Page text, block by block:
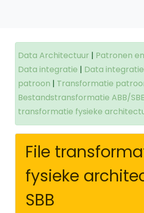
Data Architectuur | Patronen
Data integratie | Data
patroon | Transformatie
Bestandstransformatie ABB/
transformatie fysieke
File
fysieke
SBB